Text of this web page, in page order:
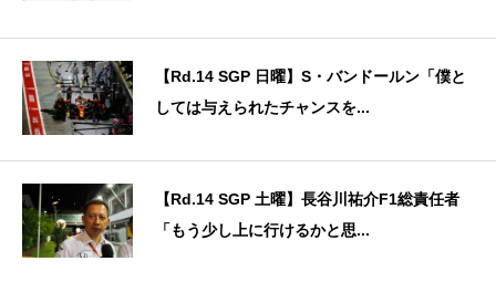
【Rd.14 SGP 日曜】S・バンドールン「僕と
しては与えられたチャンスを...
【Rd.14 SGP 土曜】長谷川祐介F1総責任者
「もう少し上に行けるかと思...